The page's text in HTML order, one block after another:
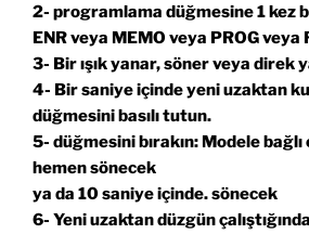
2- programlama düğmesine 1 kez
ENR veya MEMO veya PROG veya
3- Bir ışık yanar, söner veya direk
4- Bir saniye içinde yeni uzaktan
düğmesini basılı tutun.
5- düğmesini bırakın: Modele bağlı
hemen sönecek
ya da 10 saniye içinde. sönecek
6- Yeni uzaktan düzgün